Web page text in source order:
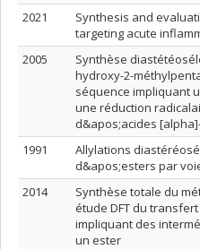
2021
Synthesis and
targeting acute
2005
Synthèse
hydroxy-2-
séquence impliquant
une réduction
d&apos;acides
1991
Allylations
d&apos;esters par
2014
Synthèse totale du
étude DFT du
impliquant des
un ester